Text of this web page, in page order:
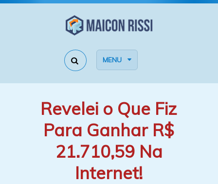
MENU
Revelei o Que Fiz
Para Ganhar R$
21.710,59 Na
Internet!